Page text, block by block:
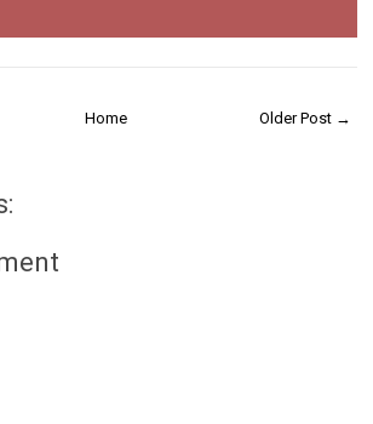
Older Post →
Home